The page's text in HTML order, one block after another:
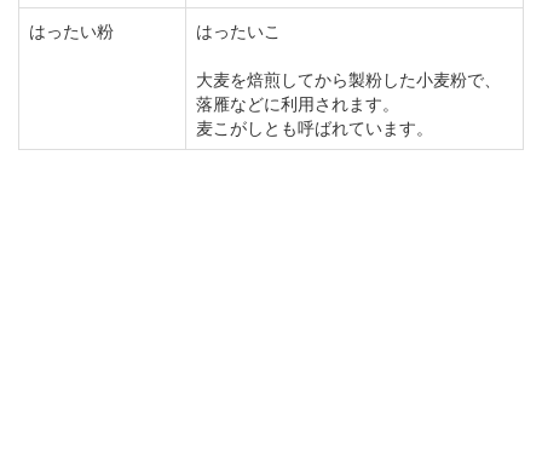
はったい粉
はったいこ
大麦を焙煎してから製粉した小麦粉で、
落雁などに利用されます。
麦こがしとも呼ばれています。